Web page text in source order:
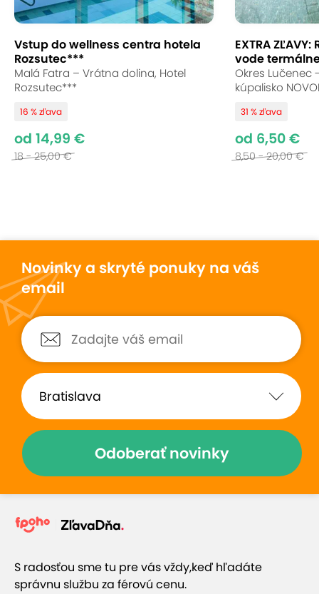
Vstup do wellness centra hotela
Rozsutec***
Malá Fatra – Vrátna dolina, Hotel
Rozsutec***
16 % zľava
od 14,99 €
18 - 25,00 €
EXTRA
vode
Okres Lučenec
kúpalisko
31 % zľava
od 6,50 €
8,50 - 20,00 €
Novinky a skryté ponuky na váš
email
Odoberať novinky
S radosťou sme tu pre vás vždy,keď hľadáte
správnu službu za férovú cenu.